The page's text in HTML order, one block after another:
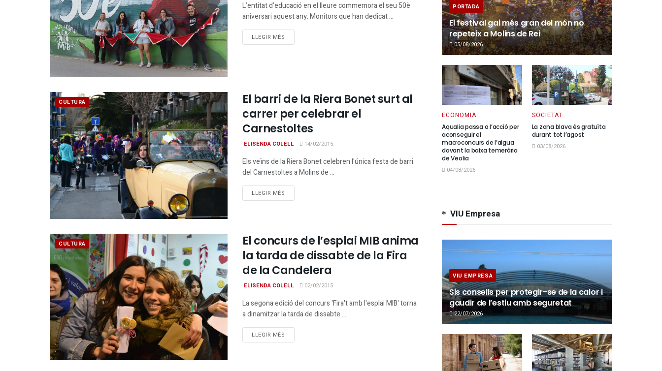
L’entitat d’educació en el lleure commemora el seu 50è
aniversari aquest any. Monitors que han dedicat ...
LLEGIR MÉS
CULTURA
El barri de la Riera Bonet surt al
carrer per celebrar el
Carnestoltes
ELISENDA COLELL 14/02/2015
Els veïns de la Riera Bonet celebren l'única festa de barri
del Carnestoltes a Molins de ...
LLEGIR MÉS
CULTURA
El concurs de l’esplai MIB anima
la tarda de dissabte de la Fira
de la Candelera
ELISENDA COLELL 02/02/2015
La segona edició del concurs 'Fira't amb l'esplai MIB' torna
a dinamitzar la tarda de dissabte ...
LLEGIR MÉS
PORTADA
El festival gai més gran del món no
repeteix a Molins de Rei
05/08/2026
ECONOMIA
Aqualia passa a l’acció per
aconseguir el
macroconcurs de l’aigua
davant la baixa temerària
de Veolia
04/08/2026
SOCIETAT
La zona blava és gratuïta
durant tot l’agost
03/08/2026
VIU Empresa
VIU EMPRESA
Sis consells per protegir-se de la calor i
gaudir de l’estiu amb seguretat
22/07/2026